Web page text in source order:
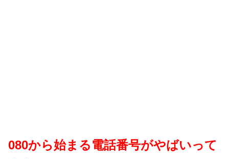
080から始まる電話番号がやばいって